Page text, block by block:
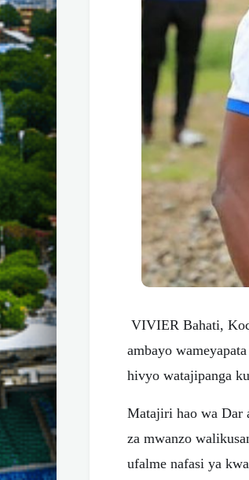
VIVIER Bahati,
ambayo
hivyo watajipanga
Matajiri hao wa Dar
za mwanzo
ufalme nafasi ya